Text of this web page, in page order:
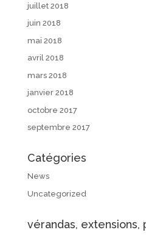
juillet 2018
juin 2018
mai 2018
avril 2018
mars 2018
janvier 2018
octobre 2017
septembre 2017
Catégories
News
Uncategorized
vérandas, extensions,